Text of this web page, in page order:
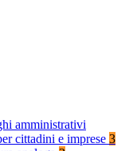
amministrativi
cittadini e imprese 3